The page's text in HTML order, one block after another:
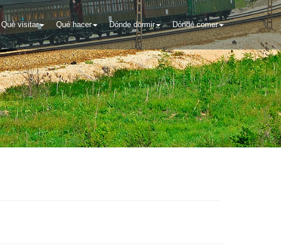
Qué visitar Qué hacer Dónde dormir Dónde comer